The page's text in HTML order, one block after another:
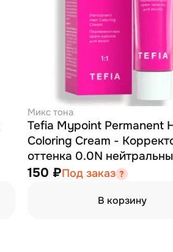
Микс тона
Tefia Mypoint Permanent
Coloring Cream -
оттенка 0.0N
150 ₽Под заказ
В корзину